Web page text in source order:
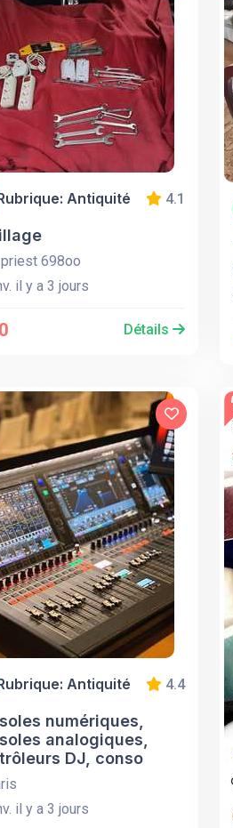
Antiquité 4.1
698oo
il y a 3 jours
Détails
Antiquité 4.4
numériques,
analogiques,
DJ, conso
il y a 3 jours